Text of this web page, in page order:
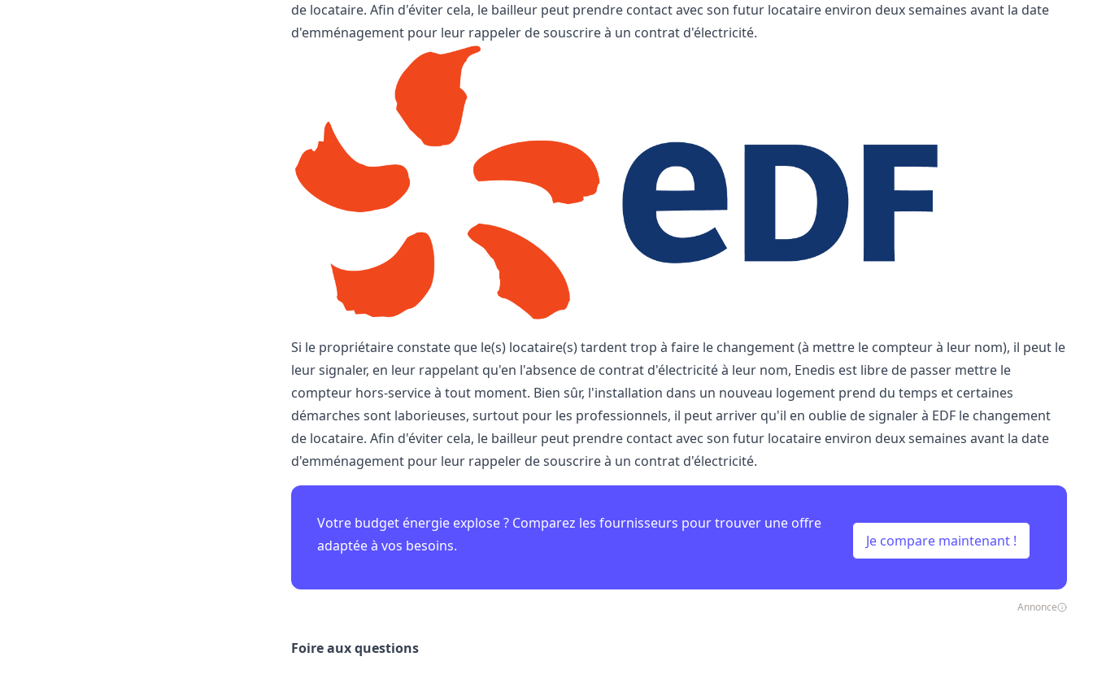
de locataire. Afin d'éviter cela, le bailleur peut prendre contact avec son futur locataire environ deux semaines avant la date
d'emménagement pour leur rappeler de souscrire à un contrat d'électricité.
Si le propriétaire constate que le(s) locataire(s) tardent trop à faire le changement (à mettre le compteur à leur nom), il peut le
leur signaler, en leur rappelant qu'en l'absence de contrat d'électricité à leur nom, Enedis est libre de passer mettre le
compteur hors-service à tout moment. Bien sûr, l'installation dans un nouveau logement prend du temps et certaines
démarches sont laborieuses, surtout pour les professionnels, il peut arriver qu'il en oublie de signaler à EDF le changement
de locataire. Afin d'éviter cela, le bailleur peut prendre contact avec son futur locataire environ deux semaines avant la date
d'emménagement pour leur rappeler de souscrire à un contrat d'électricité.
Votre budget énergie explose ? Comparez les fournisseurs pour trouver une offre
adaptée à vos besoins.
Je compare maintenant !
Annonce
Foire aux questions